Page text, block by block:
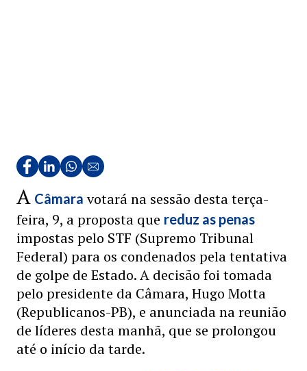
A Câmara votará na sessão desta terça-
feira, 9, a proposta que reduz as penas
impostas pelo STF (Supremo Tribunal
Federal) para os condenados pela tentativa
de golpe de Estado. A decisão foi tomada
pelo presidente da Câmara, Hugo Motta
(Republicanos-PB), e anunciada na reunião
de líderes desta manhã, que se prolongou
até o início da tarde.